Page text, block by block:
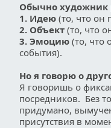
Обычно художник
1. Идею (то, что он
2. Объект (то, что
3. Эмоцию (то, что
события).
Но я говорю о
Я говоришь о
посредников.  Без
придумано,
присутствия в